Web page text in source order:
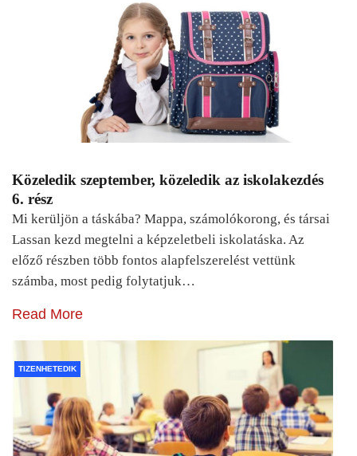
Közeledik szeptember, közeledik az iskolakezdés
6. rész
Mi kerüljön a táskába? Mappa, számolókorong, és társai
Lassan kezd megtelni a képzeletbeli iskolatáska. Az
előző részben több fontos alapfelszerelést vettünk
számba, most pedig folytatjuk…
Read More
TIZENHETEDIK